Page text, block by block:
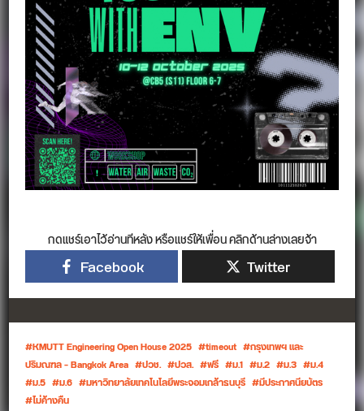
กดแชร์เอาไว้อ่านทีหลัง หรือแชร์ให้เพื่อน คลิกด้านล่างเลยจ้า
Facebook Twitter
KMUTT Engineering Open House 2025 timeout
กรุงเทพฯ และ
ปริมณฑล – Bangkok Area
ปวช. ปวส. ฟรี ม.1 ม.2 ม.3
ม.4
ม.5
ม.6 มหาวิทยาลัยเทคโนโลยีพระจอมเกล้าธนบุรี
มีประกาศนียบัตร
ไม่ค้างคืน